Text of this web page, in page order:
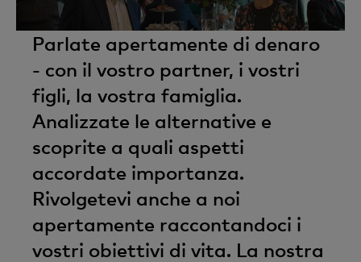
Parlate apertamente di denaro
- con il vostro partner, i vostri
figli, la vostra famiglia.
Analizzate le alternative e
scoprite a quali aspetti
accordate importanza.
Rivolgetevi anche a noi
apertamente raccontandoci i
vostri obiettivi di vita. La nostra